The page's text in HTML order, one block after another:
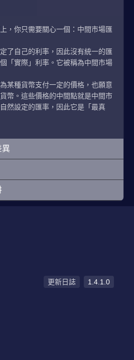
，你只需要關心一個：中間市場匯
了自己的利率，因此沒有統一的匯
「實際」利率。它被稱為中間市場
某種貨幣支付一定的價格，也願意
幣。這些價格的中間點就是中間市
然設定的匯率，因此它是「最真
異
更新日誌 1.4.1.0